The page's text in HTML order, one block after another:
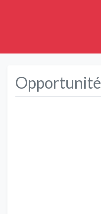
Opportunité